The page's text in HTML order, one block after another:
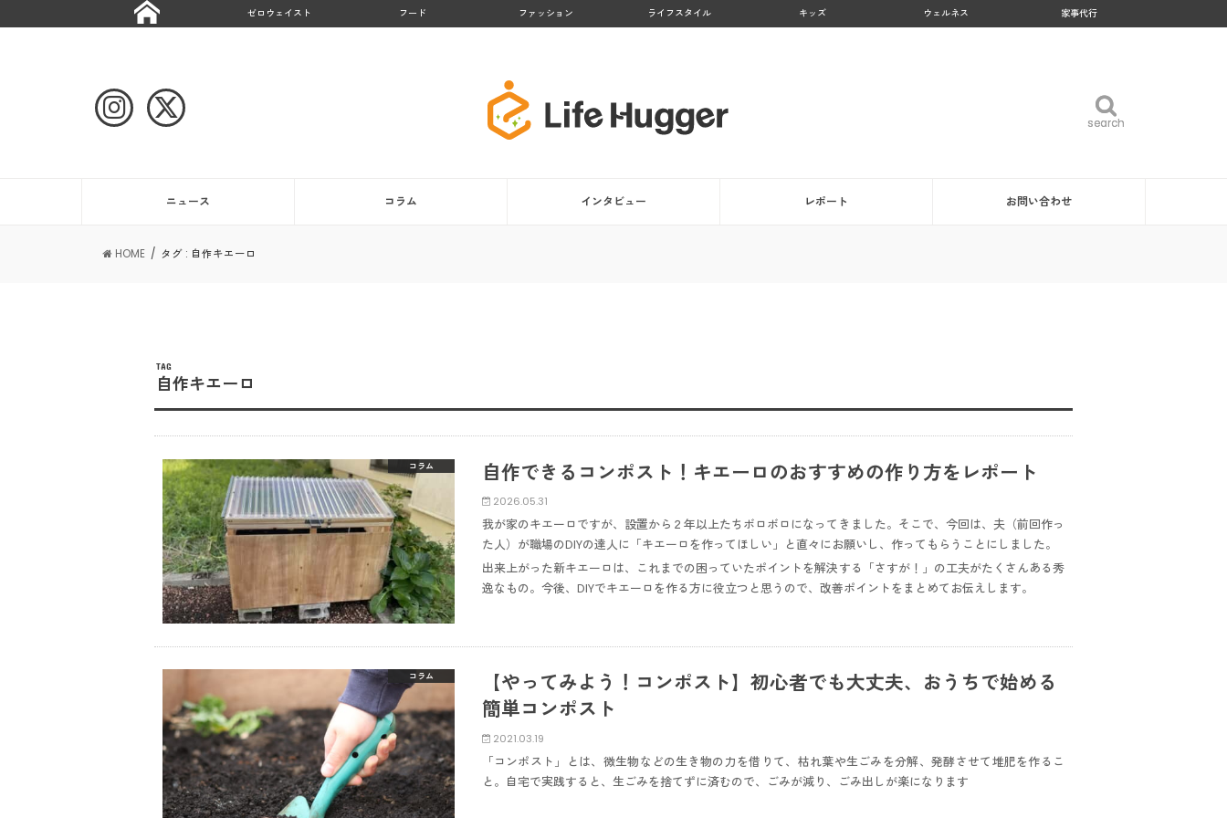
ゼロウェイスト フード ファッション ライフスタイル キッズ ウェルネス 家事代行
search
search
ニュース コラム インタビュー レポート お問い合わせ
HOME タグ : 自作キエーロ
TAG
自作キエーロ
コラム 自作できるコンポスト！キエーロのおすすめの作り方をレポート
2026.05.31
我が家のキエーロですが、設置から２年以上たちボロボロになってきました。そこで、今回は、夫（前回作っ
た人）が職場のDIYの達人に「キエーロを作ってほしい」と直々にお願いし、作ってもらうことにしました。
出来上がった新キエーロは、これまでの困っていたポイントを解決する「さすが！」の工夫がたくさんある秀
逸なもの。今後、DIYでキエーロを作る方に役立つと思うので、改善ポイントをまとめてお伝えします。
コラム
【やってみよう！コンポスト】初心者でも大丈夫、おうちで始める
簡単コンポスト
2021.03.19
「コンポスト」とは、微生物などの生き物の力を借りて、枯れ葉や生ごみを分解、発酵させて堆肥を作るこ
と。自宅で実践すると、生ごみを捨てずに済むので、ごみが減り、ごみ出しが楽になります